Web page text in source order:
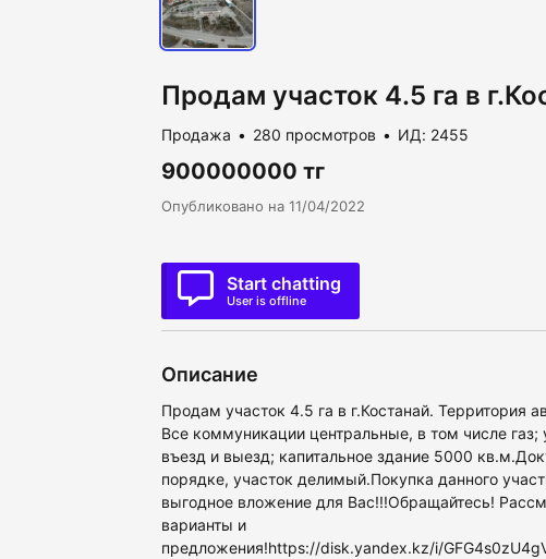
Продам участок 4.5 га в
Продажа 280 просмотров ИД: 2455
900000000 тг
Опубликовано на 11/04/2022
Start chatting
User is offline
Описание
Продам участок 4.5 га в г.Костанай. Территория
Все коммуникации центральные, в том числе газ;
въезд и выезд; капитальное здание 5000
порядке, участок делимый.Покупка данного
выгодное вложение для Вас!!!Обращайтесь!
варианты и
предложения!https://disk.yandex.kz/i/